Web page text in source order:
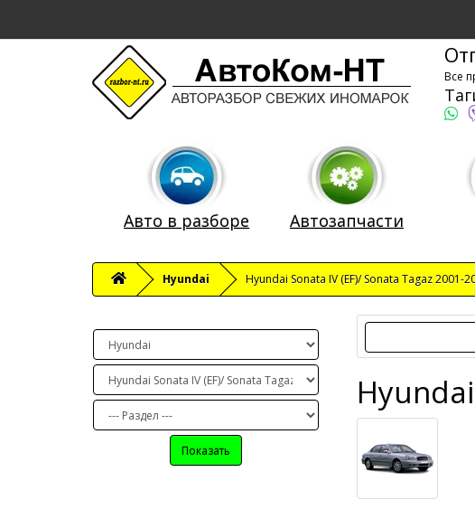
Все
Авто в разборе Автозапчасти
Hyundai Hyundai Sonata IV (EF)/ Sonata Tagaz 2001-
Показать